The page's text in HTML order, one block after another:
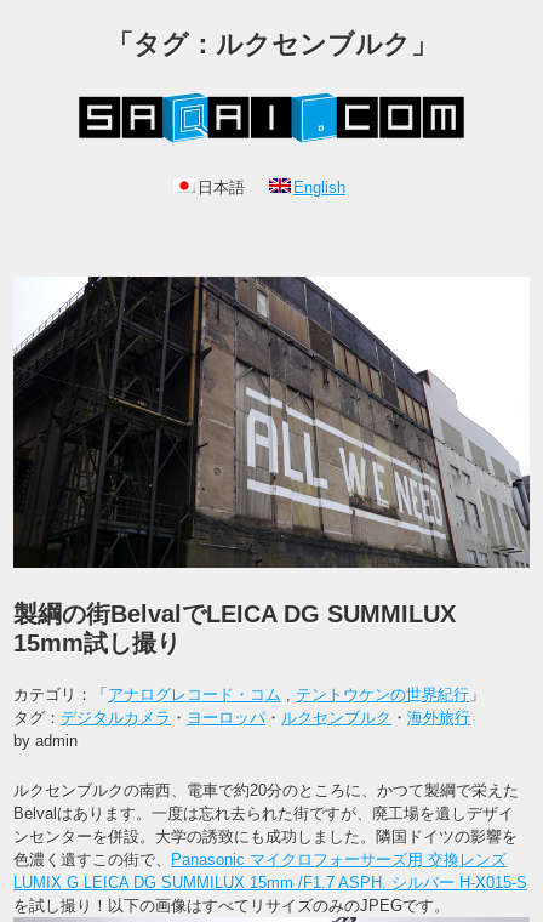
「タグ：ルクセンブルク」
日本語 English
製綱の街BelvalでLEICA DG SUMMILUX
15mm試し撮り
カテゴリ：「 アナログレコード・コム , テントウケンの世界紀行 」
タグ：デジタルカメラ ・ ヨーロッパ・ ルクセンブルク ・海外旅行
by admin
ルクセンブルクの南西、電車で約20分のところに、かつて製綱で栄えた
Belvalはあります。一度は忘れ去られた街ですが、廃工場を遺しデザイ
ンセンターを併設。大学の誘致にも成功しました。隣国ドイツの影響を
色濃く遺すこの街で、 Panasonic マイクロフォーサーズ用 交換レンズ
LUMIX G LEICA DG SUMMILUX 15mm /F1.7 ASPH. シルバー H-X015-S
を試し撮り！以下の画像はすべてリサイズのみのJPEGです。